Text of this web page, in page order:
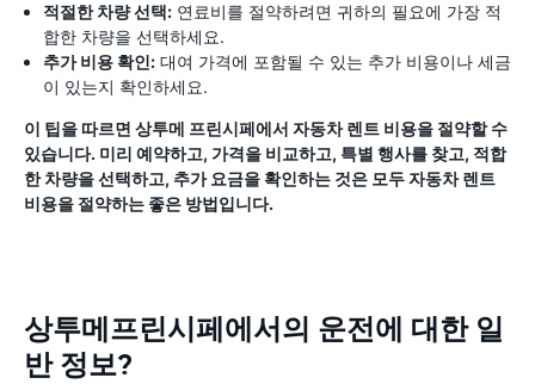
적절한 차량 선택: 연료비를 절약하려면 귀하의 필요에 가장 적
합한 차량을 선택하세요.
추가 비용 확인: 대여 가격에 포함될 수 있는 추가 비용이나 세금
이 있는지 확인하세요.
이 팁을 따르면 상투메 프린시페에서 자동차 렌트 비용을 절약할 수
있습니다. 미리 예약하고, 가격을 비교하고, 특별 행사를 찾고, 적합
한 차량을 선택하고, 추가 요금을 확인하는 것은 모두 자동차 렌트
비용을 절약하는 좋은 방법입니다.
상투메프린시페에서의 운전에 대한 일
반 정보?